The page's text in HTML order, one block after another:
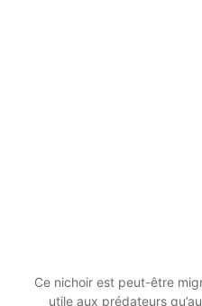
Ce nichoir est peut-être
utile aux prédateurs